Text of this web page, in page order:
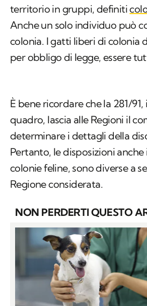
territorio in gruppi, definiti
Anche un solo individuo può
colonia. I gatti liberi di colonia
per obbligo di legge, essere
È bene ricordare che la 281/
quadro, lascia alle Regioni il
determinare i dettagli della
Pertanto, le disposizioni
colonie feline, sono diverse a
Regione considerata.
NON PERDERTI QUESTO